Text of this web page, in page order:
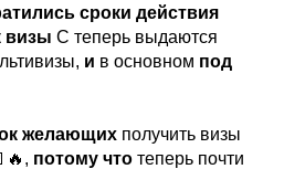
сроки действия
визы С теперь выдаются
и в основном под
желающих получить визы
потому что теперь почти